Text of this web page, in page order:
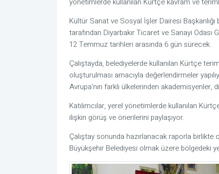
Kültür Sanat ve Sosyal İşler Dairesi
tarafından Diyarbakır Ticaret ve Sanayi
12 Temmuz tarihleri arasında 6 gün sürecek.
Çalıştayda, belediyelerde kullanılan Kürtçe
oluşturulması amacıyla değerlendirmeler
Avrupa'nın farklı ülkelerinden akademisyenler,
Katılımcılar, yerel yönetimlerde kullanılan
ilişkin görüş ve önerilerini paylaşıyor.
Çalıştay sonunda hazırlanacak raporla
Büyükşehir Belediyesi olmak üzere bölgedeki